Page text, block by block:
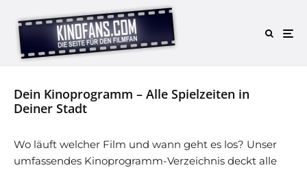
Dein Kinoprogramm – Alle Spielzeiten in
Deiner Stadt
Wo läuft welcher Film und wann geht es los? Unser
umfassendes Kinoprogramm-Verzeichnis deckt alle